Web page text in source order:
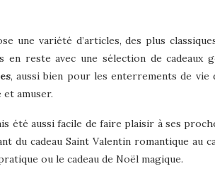
une variété d’articles, des plus
reste avec une sélection de cadeaux
, aussi bien pour les enterrements de vie
amuser.
été aussi facile de faire plaisir à ses
du cadeau Saint Valentin romantique au
ou le cadeau de Noël magique.